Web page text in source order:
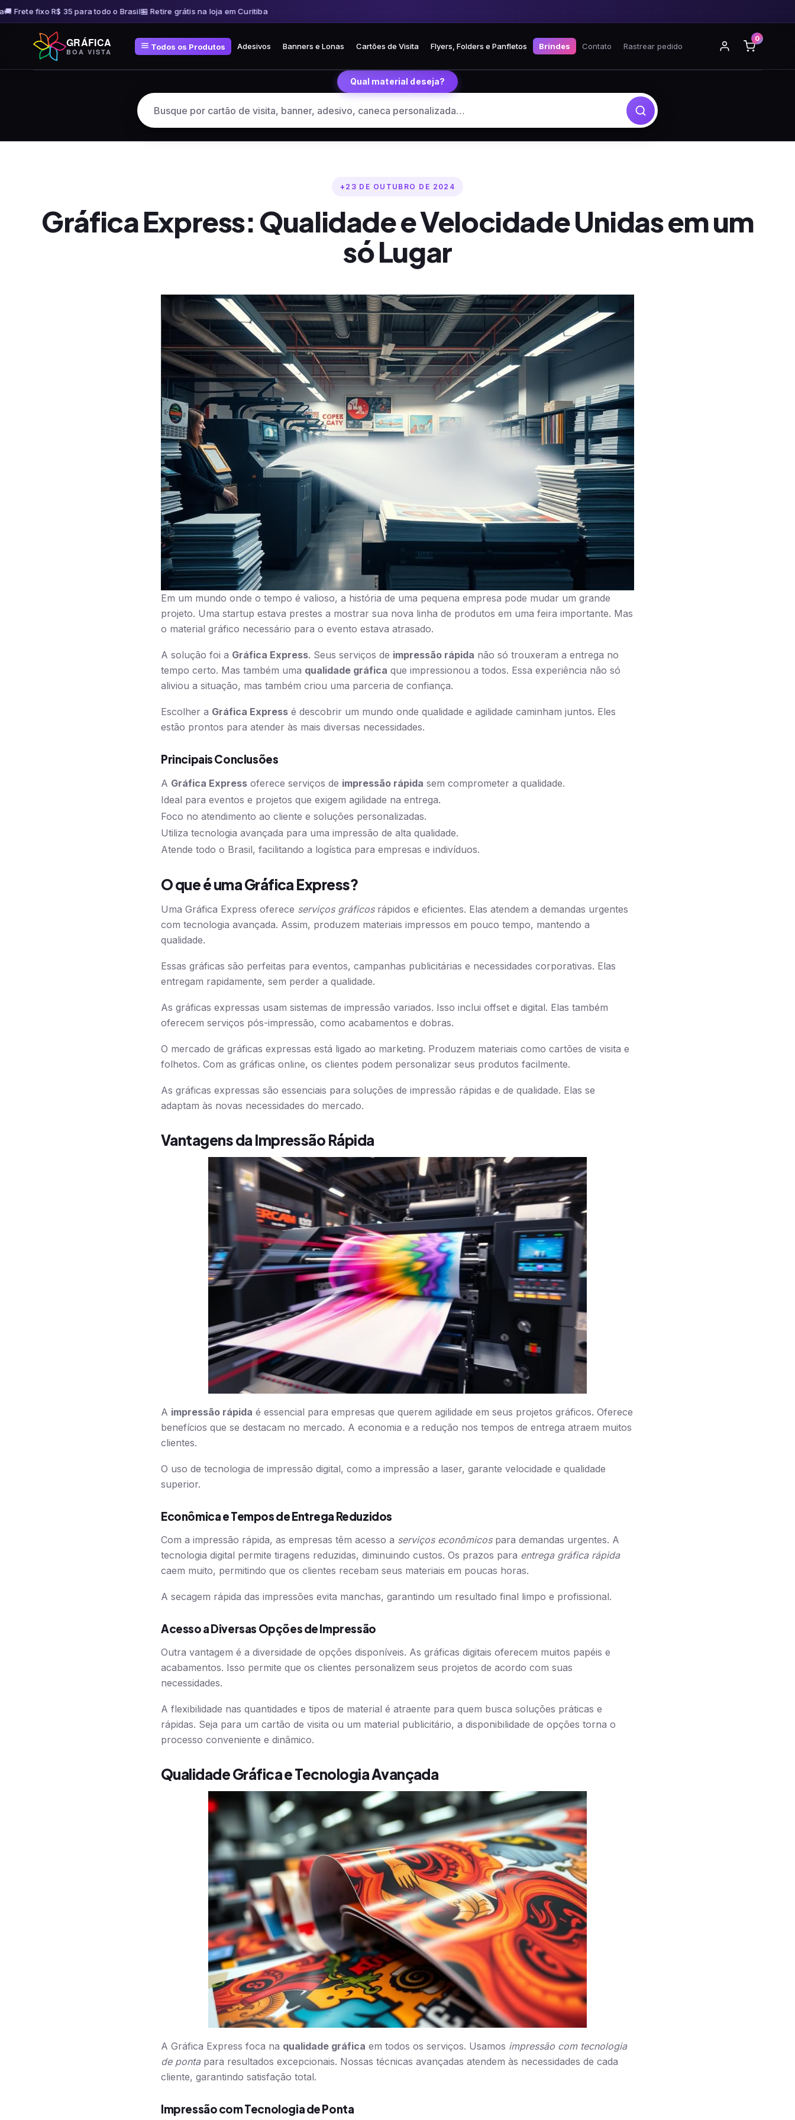
fixo R$ 35 para todo o Brasil🏪 Retire grátis na loja em Curitiba🚚 Frete fixo R$ 35 para todo o Brasil
conteúdo
GRÁFICA
BOA VISTA
Todos os Produtos Adesivos Banners e Lonas Cartões de Visita Flyers, Folders e Panfletos Brindes Contato Rastrear pedido
0
Qual material deseja?
23 DE OUTUBRO DE 2024
Gráfica Express: Qualidade e Velocidade Unidas em um
só Lugar
Em um mundo onde o tempo é valioso, a história de uma pequena empresa pode mudar um grande
projeto. Uma startup estava prestes a mostrar sua nova linha de produtos em uma feira importante. Mas
o material gráfico necessário para o evento estava atrasado.
A solução foi a Gráfica Express. Seus serviços de impressão rápida não só trouxeram a entrega no
tempo certo. Mas também uma qualidade gráfica que impressionou a todos. Essa experiência não só
aliviou a situação, mas também criou uma parceria de confiança.
Escolher a Gráfica Express é descobrir um mundo onde qualidade e agilidade caminham juntos. Eles
estão prontos para atender às mais diversas necessidades.
Principais Conclusões
A Gráfica Express oferece serviços de impressão rápida sem comprometer a qualidade.
Ideal para eventos e projetos que exigem agilidade na entrega.
Foco no atendimento ao cliente e soluções personalizadas.
Utiliza tecnologia avançada para uma impressão de alta qualidade.
Atende todo o Brasil, facilitando a logística para empresas e indivíduos.
O que é uma Gráfica Express?
Uma Gráfica Express oferece serviços gráficosrápidos e eficientes. Elas atendem a demandas urgentes
com tecnologia avançada. Assim, produzem materiais impressos em pouco tempo, mantendo a
qualidade.
Essas gráficas são perfeitas para eventos, campanhas publicitárias e necessidades corporativas. Elas
entregam rapidamente, sem perder a qualidade.
As gráficas expressas usam sistemas de impressão variados. Isso inclui offset e digital. Elas também
oferecem serviços pós-impressão, como acabamentos e dobras.
O mercado de gráficas expressas está ligado ao marketing. Produzem materiais como cartões de visita e
folhetos. Com as gráficas online, os clientes podem personalizar seus produtos facilmente.
As gráficas expressas são essenciais para soluções de impressão rápidas e de qualidade. Elas se
adaptam às novas necessidades do mercado.
Vantagens da Impressão Rápida
A impressão rápida é essencial para empresas que querem agilidade em seus projetos gráficos. Oferece
benefícios que se destacam no mercado. A economia e a redução nos tempos de entrega atraem muitos
clientes.
O uso de tecnologia de impressão digital, como a impressão a laser, garante velocidade e qualidade
superior.
Econômica e Tempos de Entrega Reduzidos
Com a impressão rápida, as empresas têm acesso a serviços econômicospara demandas urgentes. A
tecnologia digital permite tiragens reduzidas, diminuindo custos. Os prazos para entrega gráfica rápida
caem muito, permitindo que os clientes recebam seus materiais em poucas horas.
A secagem rápida das impressões evita manchas, garantindo um resultado final limpo e profissional.
Acesso a Diversas Opções de Impressão
Outra vantagem é a diversidade de opções disponíveis. As gráficas digitais oferecem muitos papéis e
acabamentos. Isso permite que os clientes personalizem seus projetos de acordo com suas
necessidades.
A flexibilidade nas quantidades e tipos de material é atraente para quem busca soluções práticas e
rápidas. Seja para um cartão de visita ou um material publicitário, a disponibilidade de opções torna o
processo conveniente e dinâmico.
Qualidade Gráfica e Tecnologia Avançada
A Gráfica Express foca na qualidade gráfica em todos os serviços. Usamos impressão com tecnologia
de pontapara resultados excepcionais. Nossas técnicas avançadas atendem às necessidades de cada
cliente, garantindo satisfação total.
Impressão com Tecnologia de Ponta